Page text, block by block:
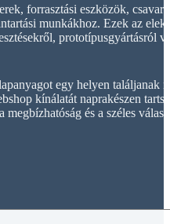
forrasztási eszközök,
munkákhoz. Ezek az
prototípusgyártásról
egy helyen találjanak
kínálatát naprakészen
és a széles